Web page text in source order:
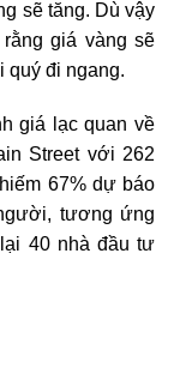
sẽ tăng. Dù vậy
giá vàng sẽ
quý đi ngang.
giá lạc quan về
Street với 262
67% dự báo
tương ứng
40 nhà đầu tư